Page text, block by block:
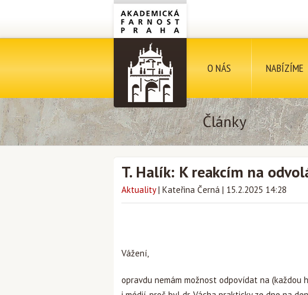
O NÁS NABÍZÍME
Články
T. Halík: K reakcím na
Aktuality | Kateřina Černá | 15.2.2025 14:28
Vážení,
opravdu nemám možnost odpovídat na